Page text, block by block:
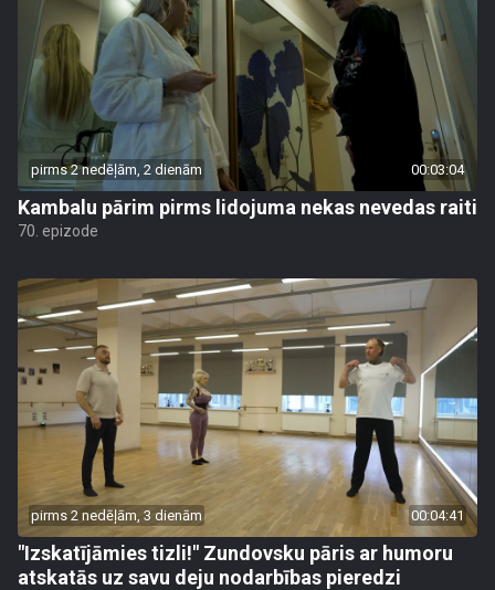
pirms 2 nedēļām, 2 dienām 00:03:04
Kambalu pārim pirms lidojuma nekas nevedas raiti
70. epizode
pirms 2 nedēļām, 3 dienām 00:04:41
"Izskatījāmies tizli!" Zundovsku pāris ar humoru
atskatās uz savu deju nodarbības pieredzi